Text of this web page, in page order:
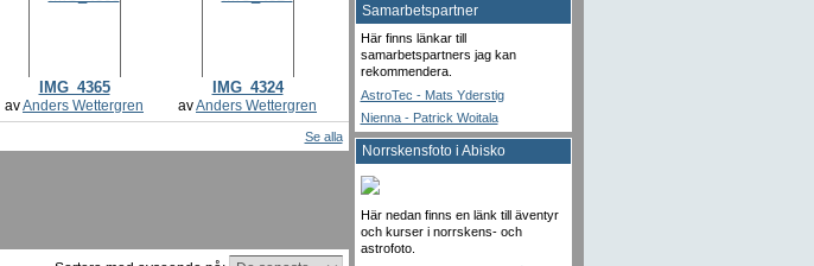
IMG_4365
avAnders Wettergren
IMG_4324
avAnders Wettergren
Se alla
Samarbetspartner
Här finns länkar till
samarbetspartners jag kan
rekommendera.
AstroTec - Mats Yderstig
Nienna - Patrick Woitala
Norrskensfoto i Abisko
Här nedan finns en länk till äventyr
och kurser i norrskens- och
astrofoto.